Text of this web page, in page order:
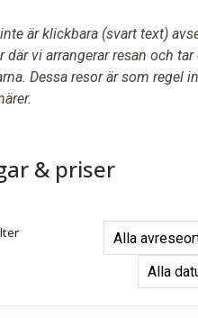
är klickbara (svart text)
där vi arrangerar resan och
Dessa resor är som regel
& priser